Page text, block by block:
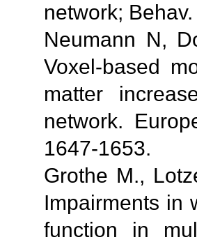
network;
Neumann N,
Voxel-based
matter
network.
1647-1653.
Grothe M.,
Impairments in
function in